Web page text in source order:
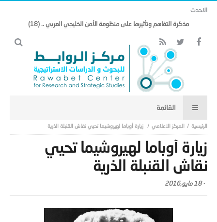
الاحدث
مذكرة التفاهم وتأثيرها على منظومة الأمن الخليجي العربي .. (18)
المركز الاعلامي زيارة أوباما لهيروشيما تحيي نقاش القنبلة الذرية
زيارة أوباما لهيروشيما تحيي
نقاش القنبلة الذرية
-18 مايو,2016